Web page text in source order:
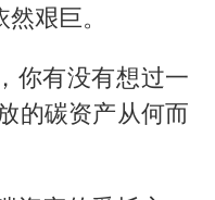
艰巨。
你有没有想过一
的碳资产从何而